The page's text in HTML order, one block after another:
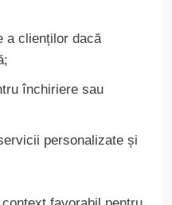
a clienților dacă
închiriere sau
personalizate și